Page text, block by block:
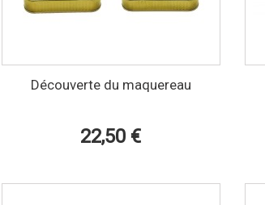
Découverte du maquereau
22,50 €